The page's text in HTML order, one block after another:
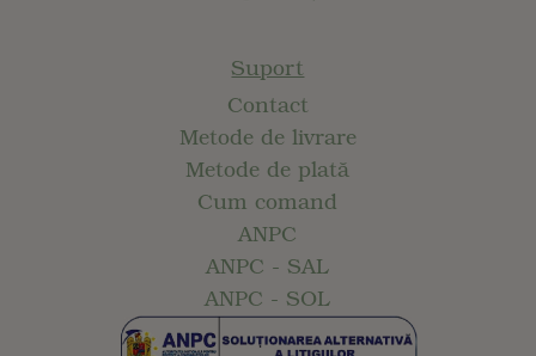
Suport
Contact
Metode de livrare
Metode de plată
Cum comand
ANPC
ANPC - SAL
ANPC - SOL